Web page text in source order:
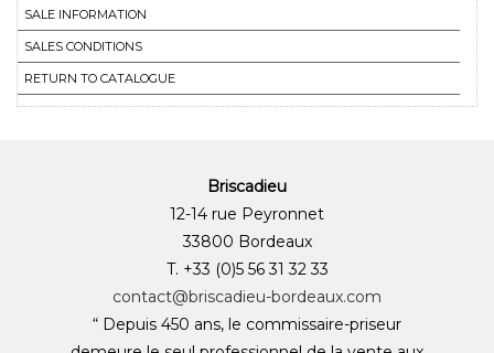
SALE INFORMATION
SALES CONDITIONS
RETURN TO CATALOGUE
Briscadieu
12-14 rue Peyronnet
33800 Bordeaux
T. +33 (0)5 56 31 32 33
contact@briscadieu-bordeaux.com
“ Depuis 450 ans, le commissaire-priseur